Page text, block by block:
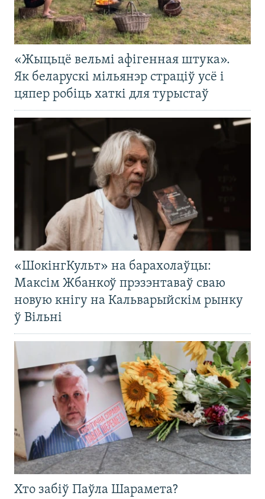
«Жыцьцё вельмі афігенная штука».
Як беларускі мільянэр страціў усё і
цяпер робіць хаткі для турыстаў
«ШокінгКульт» на барахолаўцы:
Максім Жбанкоў прэзэнтаваў сваю
новую кнігу на Кальварыйскім рынку
ў Вільні
Хто забіў Паўла Шарамета?